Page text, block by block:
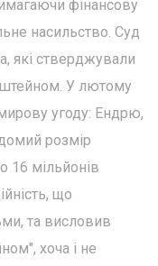
фінансову
насильство. Суд
які стверджували
У лютому
угоду: Ендрю,
розмір
16 мільйонів
що
та висловив
хоча і не